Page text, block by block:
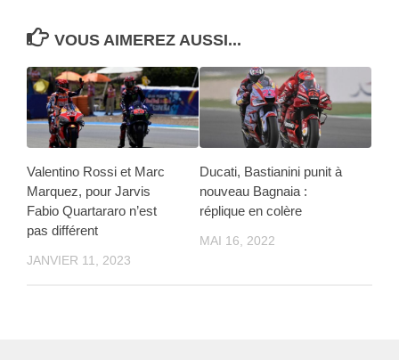
VOUS AIMEREZ AUSSI...
Valentino Rossi et Marc
Marquez, pour Jarvis
Fabio Quartararo n’est
pas différent
JANVIER 11, 2023
Ducati, Bastianini punit à
nouveau Bagnaia :
réplique en colère
MAI 16, 2022